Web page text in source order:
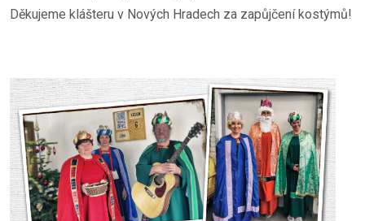
Děkujeme klášteru v Nových Hradech za zapůjčení kostýmů!